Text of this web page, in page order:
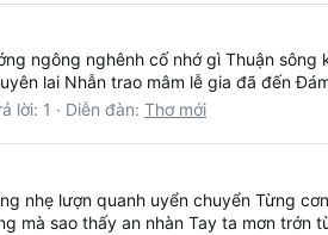
ngông nghênh cố nhớ gì Thuận
lai Nhẫn trao mâm lễ gia đã đến
lời: 1 Diễn đàn: Thơ mới
nhẹ lượn quanh uyển chuyển Từng
mà sao thấy an nhàn Tay ta mơn trớn